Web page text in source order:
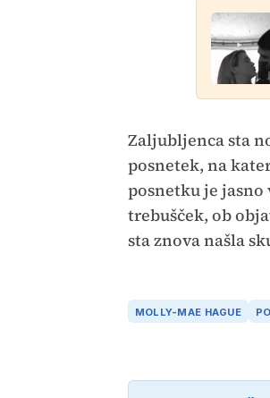
Zaljubljenca sta
posnetek, na
posnetku je jasno
trebušček, ob
sta znova našla
MOLLY-MAE HAGUE